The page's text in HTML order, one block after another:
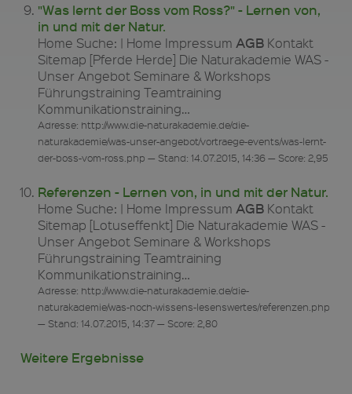
"Was lernt der Boss vom Ross?" - Lernen von,
in und mit der Natur.
Home Suche: | Home Impressum AGBKontakt
Sitemap [Pferde Herde] Die Naturakademie WAS -
Unser Angebot Seminare & Workshops
Führungstraining Teamtraining
Kommunikationstraining…
Adresse: http://www.die-naturakademie.de/die-
naturakademie/was-unser-angebot/vortraege-events/was-lernt-
der-boss-vom-ross.php — Stand: 14.07.2015, 14:36 — Score: 2,95
Referenzen - Lernen von, in und mit der Natur.
Home Suche: | Home Impressum AGBKontakt
Sitemap [Lotuseffenkt] Die Naturakademie WAS -
Unser Angebot Seminare & Workshops
Führungstraining Teamtraining
Kommunikationstraining…
Adresse: http://www.die-naturakademie.de/die-
naturakademie/was-noch-wissens-lesenswertes/referenzen.php
— Stand: 14.07.2015, 14:37 — Score: 2,80
Weitere Ergebnisse